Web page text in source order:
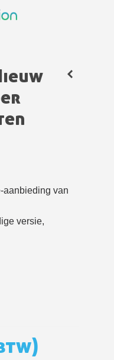
van 30€.
dan 1 minuut
shopping vouchers
bij elke bestelling
14 dagen
bestelling
elke verwijzing
€5 korting
van 30€.
dan 1 minuut
aanbieding van
versie,